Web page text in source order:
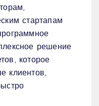
стартапам
решение
которое
клиентов,